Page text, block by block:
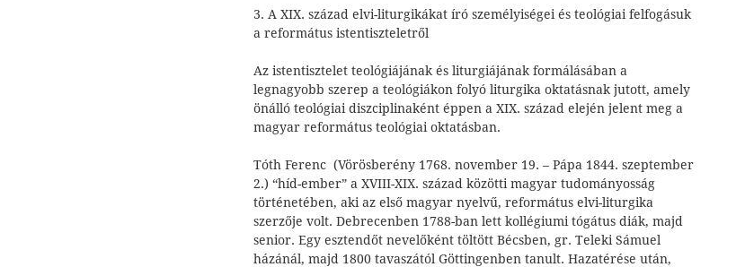
3. A XIX. század elvi-liturgikákat író személyiségei és teológiai felfogásuk
a református istentiszteletről
Az istentisztelet teológiájának és liturgiájának formálásában a
legnagyobb szerep a teológiákon folyó liturgika oktatásnak jutott, amely
önálló teológiai diszciplinaként éppen a XIX. század elején jelent meg a
magyar református teológiai oktatásban.
Tóth Ferenc (Vörösberény 1768. november 19. – Pápa 1844. szeptember
2.) “híd-ember” a XVIII-XIX. század közötti magyar tudományosság
történetében, aki az első magyar nyelvű, református elvi-liturgika
szerzője volt. Debrecenben 1788-ban lett kollégiumi tógátus diák, majd
senior. Egy esztendőt nevelőként töltött Bécsben, gr. Teleki Sámuel
házánál, majd 1800 tavaszától Göttingenben tanult. Hazatérése után,